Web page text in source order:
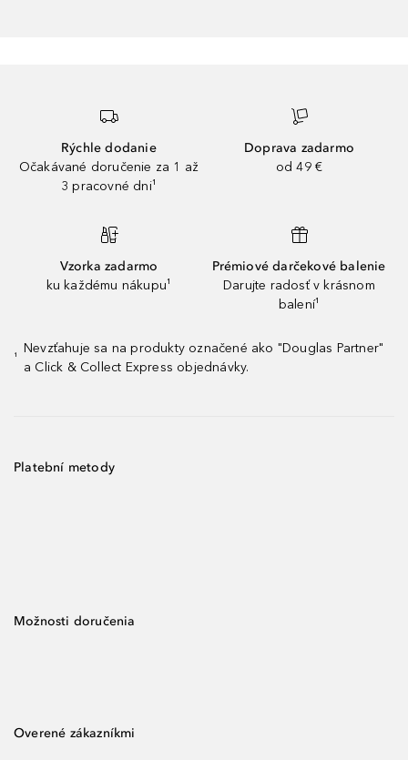
Rýchle dodanie
Očakávané doručenie za 1 až
3 pracovné dni¹
Doprava zadarmo
od 49 €
Vzorka zadarmo
ku každému nákupu¹
Prémiové darčekové balenie
Darujte radosť v krásnom
balení¹
¹
Nevzťahuje sa na produkty označené ako "Douglas Partner"
a Click & Collect Express objednávky.
Platební metody
Možnosti doručenia
Overené zákazníkmi